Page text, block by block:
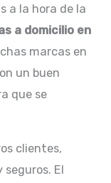
a la hora de la
a domicilio en
marcas en
un buen
que se
clientes,
El